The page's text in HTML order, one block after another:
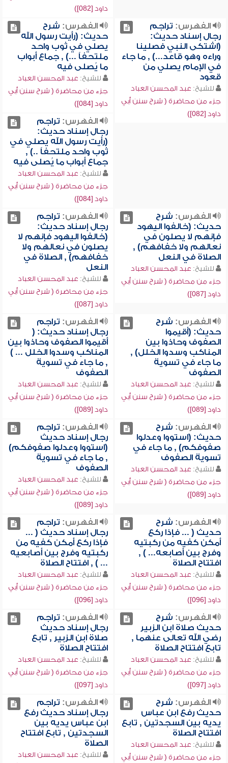
داود [082])
الفهرس: تراجم
رجال إسناد حديث:
(اشتكى النبي فصلينا
وراءه وهو قاعد...) , ما جاء
في الإمام يصلي من
قعود
للشيخ: عبد المحسن العباد
جزء من محاضرة ( شرح سنن أبي
داود [082])
الفهرس: شرح
حديث: (رأيت رسول الله
يصلي في ثوب واحد
ملتحفاً ...) , جماع أبواب
ما يُصلى فيه
للشيخ: عبد المحسن العباد
جزء من محاضرة ( شرح سنن أبي
داود [084])
الفهرس: تراجم
رجال إسناد حديث:
(رأيت رسول الله يصلي في
ثوب واحد ملتحفاً ..) ,
جماع أبواب ما يُصلى فيه
للشيخ: عبد المحسن العباد
جزء من محاضرة ( شرح سنن أبي
داود [084])
الفهرس: شرح
حديث: (خالفوا اليهود
فإنهم لا يصلون في
نعالهم ولا خفافهم) ,
الصلاة في النعل
للشيخ: عبد المحسن العباد
جزء من محاضرة ( شرح سنن أبي
داود [087])
الفهرس: تراجم
رجال إسناد حديث:
(خالفوا اليهود فإنهم لا
يصلون في نعالهم ولا
خفافهم) , الصلاة في
النعل
للشيخ: عبد المحسن العباد
جزء من محاضرة ( شرح سنن أبي
داود [087])
الفهرس: شرح
حديث: (أقيموا
الصفوف وحاذوا بين
المناكب وسدوا الخلل) ,
ما جاء في تسوية
الصفوف
للشيخ: عبد المحسن العباد
جزء من محاضرة ( شرح سنن أبي
داود [089])
الفهرس: تراجم
رجال إسناد حديث: (
أقيموا الصفوف وحاذوا بين
المناكب وسدوا الخلل ... )
, ما جاء في تسوية
الصفوف
للشيخ: عبد المحسن العباد
جزء من محاضرة ( شرح سنن أبي
داود [089])
الفهرس: شرح
حديث: (استووا وعدلوا
صفوفكم) , ما جاء في
تسوية الصفوف
للشيخ: عبد المحسن العباد
جزء من محاضرة ( شرح سنن أبي
داود [089])
الفهرس: تراجم
رجال إسناد حديث
(استووا وعدلوا صفوفكم)
, ما جاء في تسوية
الصفوف
للشيخ: عبد المحسن العباد
جزء من محاضرة ( شرح سنن أبي
داود [089])
الفهرس: شرح
حديث ( ... فإذا ركع
أمكن كفيه من ركبتيه
وفرج بين أصابعه... ) ,
افتتاح الصلاة
للشيخ: عبد المحسن العباد
جزء من محاضرة ( شرح سنن أبي
داود [096])
الفهرس: تراجم
رجال إسناد حديث ( ...
فإذا ركع أمكن كفيه من
ركبتيه وفرج بين أصابعيه
... ) , افتتاح الصلاة
للشيخ: عبد المحسن العباد
جزء من محاضرة ( شرح سنن أبي
داود [096])
الفهرس: شرح
حديث صلاة ابن الزبير
رضي الله تعالى عنهما ,
تابع افتتاح الصلاة
للشيخ: عبد المحسن العباد
جزء من محاضرة ( شرح سنن أبي
داود [097])
الفهرس: تراجم
رجال إسناد حديث
صلاة ابن الزبير , تابع
افتتاح الصلاة
للشيخ: عبد المحسن العباد
جزء من محاضرة ( شرح سنن أبي
داود [097])
الفهرس: شرح
حديث رفع ابن عباس
يديه بين السجدتين , تابع
افتتاح الصلاة
للشيخ: عبد المحسن العباد
جزء من محاضرة ( شرح سنن أبي
الفهرس: تراجم
رجال إسناد حديث رفع
ابن عباس يديه بين
السجدتين , تابع افتتاح
الصلاة
للشيخ: عبد المحسن العباد